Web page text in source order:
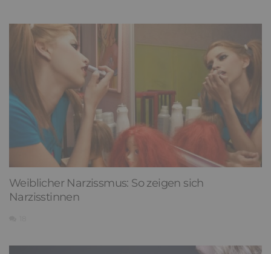
Weiblicher Narzissmus: So zeigen sich
Narzisstinnen